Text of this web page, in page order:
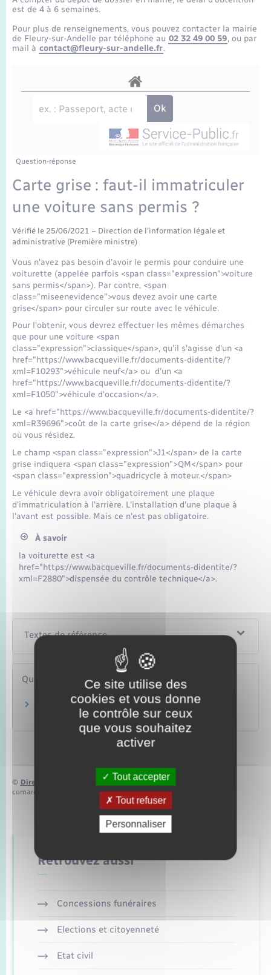
Etat-civil - Papiers - Citoyenneté
Mariage – PACS
Recensement
Loisirs
Organisation d’événement
Sécurité - Prévention
Seniors
Transports
Transports scolaires
Voirie et espace public
Travaux - Autorisation d’occupation de l’espace
public
Compétences
Présentation de la commune
La Communauté de communes
est de 4 à 6 semaines.
Pour plus de renseignements, vous pouvez contacter la mairie
de Fleury-sur-Andelle par téléphone au 02 32 49 00 59, ou par
mail à contact@fleury-sur-andelle.fr.
Question-réponse
Carte grise : faut-il immatriculer
une voiture sans permis ?
Vérifié le 25/06/2021 – Direction de l'information légale et
administrative (Première ministre)
Vous n'avez pas besoin d'avoir le permis pour conduire une
voiturette (appelée parfois <span class="expression">voiture
sans permis</span>). Par contre, <span
class="miseenevidence">vous devez avoir une carte
grise</span> pour circuler sur route avec le véhicule.
Pour l'obtenir, vous devrez effectuer les mêmes démarches
que pour une voiture <span
class="expression">classique</span>, qu'il s'agisse d'un <a
href="https://www.bacqueville.fr/documents-didentite/?
xml=F10293">véhicule neuf</a> ou d'un <a
href="https://www.bacqueville.fr/documents-didentite/?
xml=F1050">véhicule d'occasion</a>.
Le <a href="https://www.bacqueville.fr/documents-didentite/?
xml=R39696">coût de la carte grise</a> dépend de la région
où vous résidez.
Le champ <span class="expression">J1</span> de la carte
grise indiquera <span class="expression">QM</span> pour
<span class="expression">quadricycle à moteur.</span>
Le véhicule devra avoir obligatoirement une plaque
d'immatriculation à l'arrière. L'installation d'une plaque à
l'avant est possible. Mais ce n'est pas obligatoire.
À savoir
la voiturette est <a
href="https://www.bacqueville.fr/documents-didentite/?
xml=F2880">dispensée du contrôle technique</a>.
Textes de référence
Questions ? Réponses !
Faut-il une assurance pour conduire une
voiture sans permis ?
© Direction de l’information légale et administrative
comarquage developpé parbaseo.io
Retrouvez aussi
Concessions funéraires
Elections et citoyenneté
Etat civil
Ce site utilise des
cookies et vous donne
le contrôle sur ceux
que vous souhaitez
activer
Tout accepter
Tout refuser
Personnaliser